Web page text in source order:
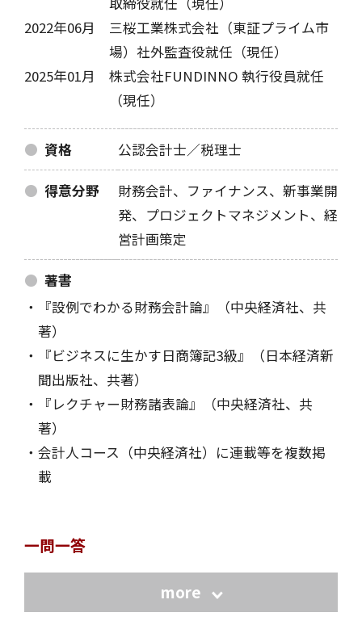
2022年06月
三桜工業株式会社（東証プライム市
場）社外監査役就任（現任）
2025年01月
株式会社FUNDINNO 執行役員就任
（現任）
資格 公認会計士／税理士
得意分野
財務会計、ファイナンス、新事業開
発、 プロジェクトマネジメント、経
営計画策定
著書
『設例でわかる財務会計論』（中央経済社、共
著）
『ビジネスに生かす日商簿記3級』（日本経済新
聞出版社、共著）
『レクチャー財務諸表論』（中央経済社、共
著）
会計人コース（中央経済社）に連載等を複数掲
載
一問一答